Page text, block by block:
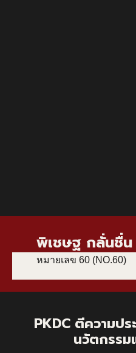
พิเชษฐ กลั่นชื่
หมายเลข 60 (NO.60)
PKDC ตีความป
นวัตกรร